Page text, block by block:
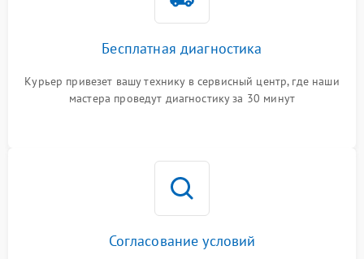
Бесплатная диагностика
Курьер привезет вашу технику в сервисный центр, где наши
мастера проведут диагностику за 30 минут
Согласование условий